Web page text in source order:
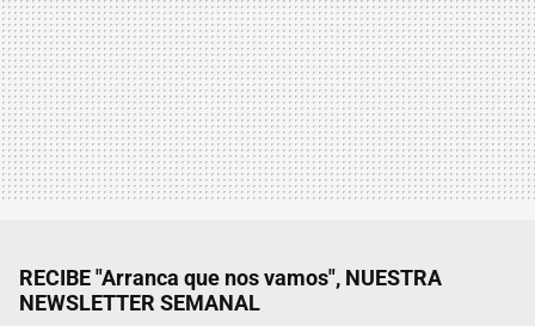
RECIBE "Arranca que nos vamos", NUESTRA
NEWSLETTER SEMANAL